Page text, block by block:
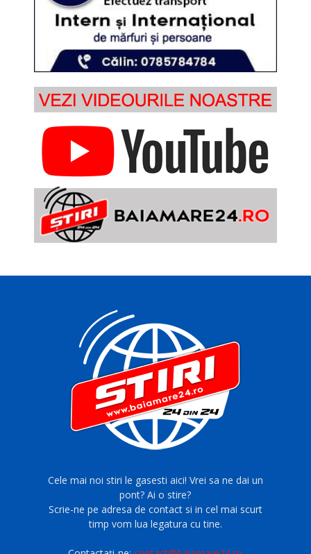
Cele mai noi stiri le gasesti aici! Vrei sa ne dai un
pont? Ai o stire?
Scrie-ne pe adresa de contact si in cel mai scurt
timp vom lua legatura cu tine.